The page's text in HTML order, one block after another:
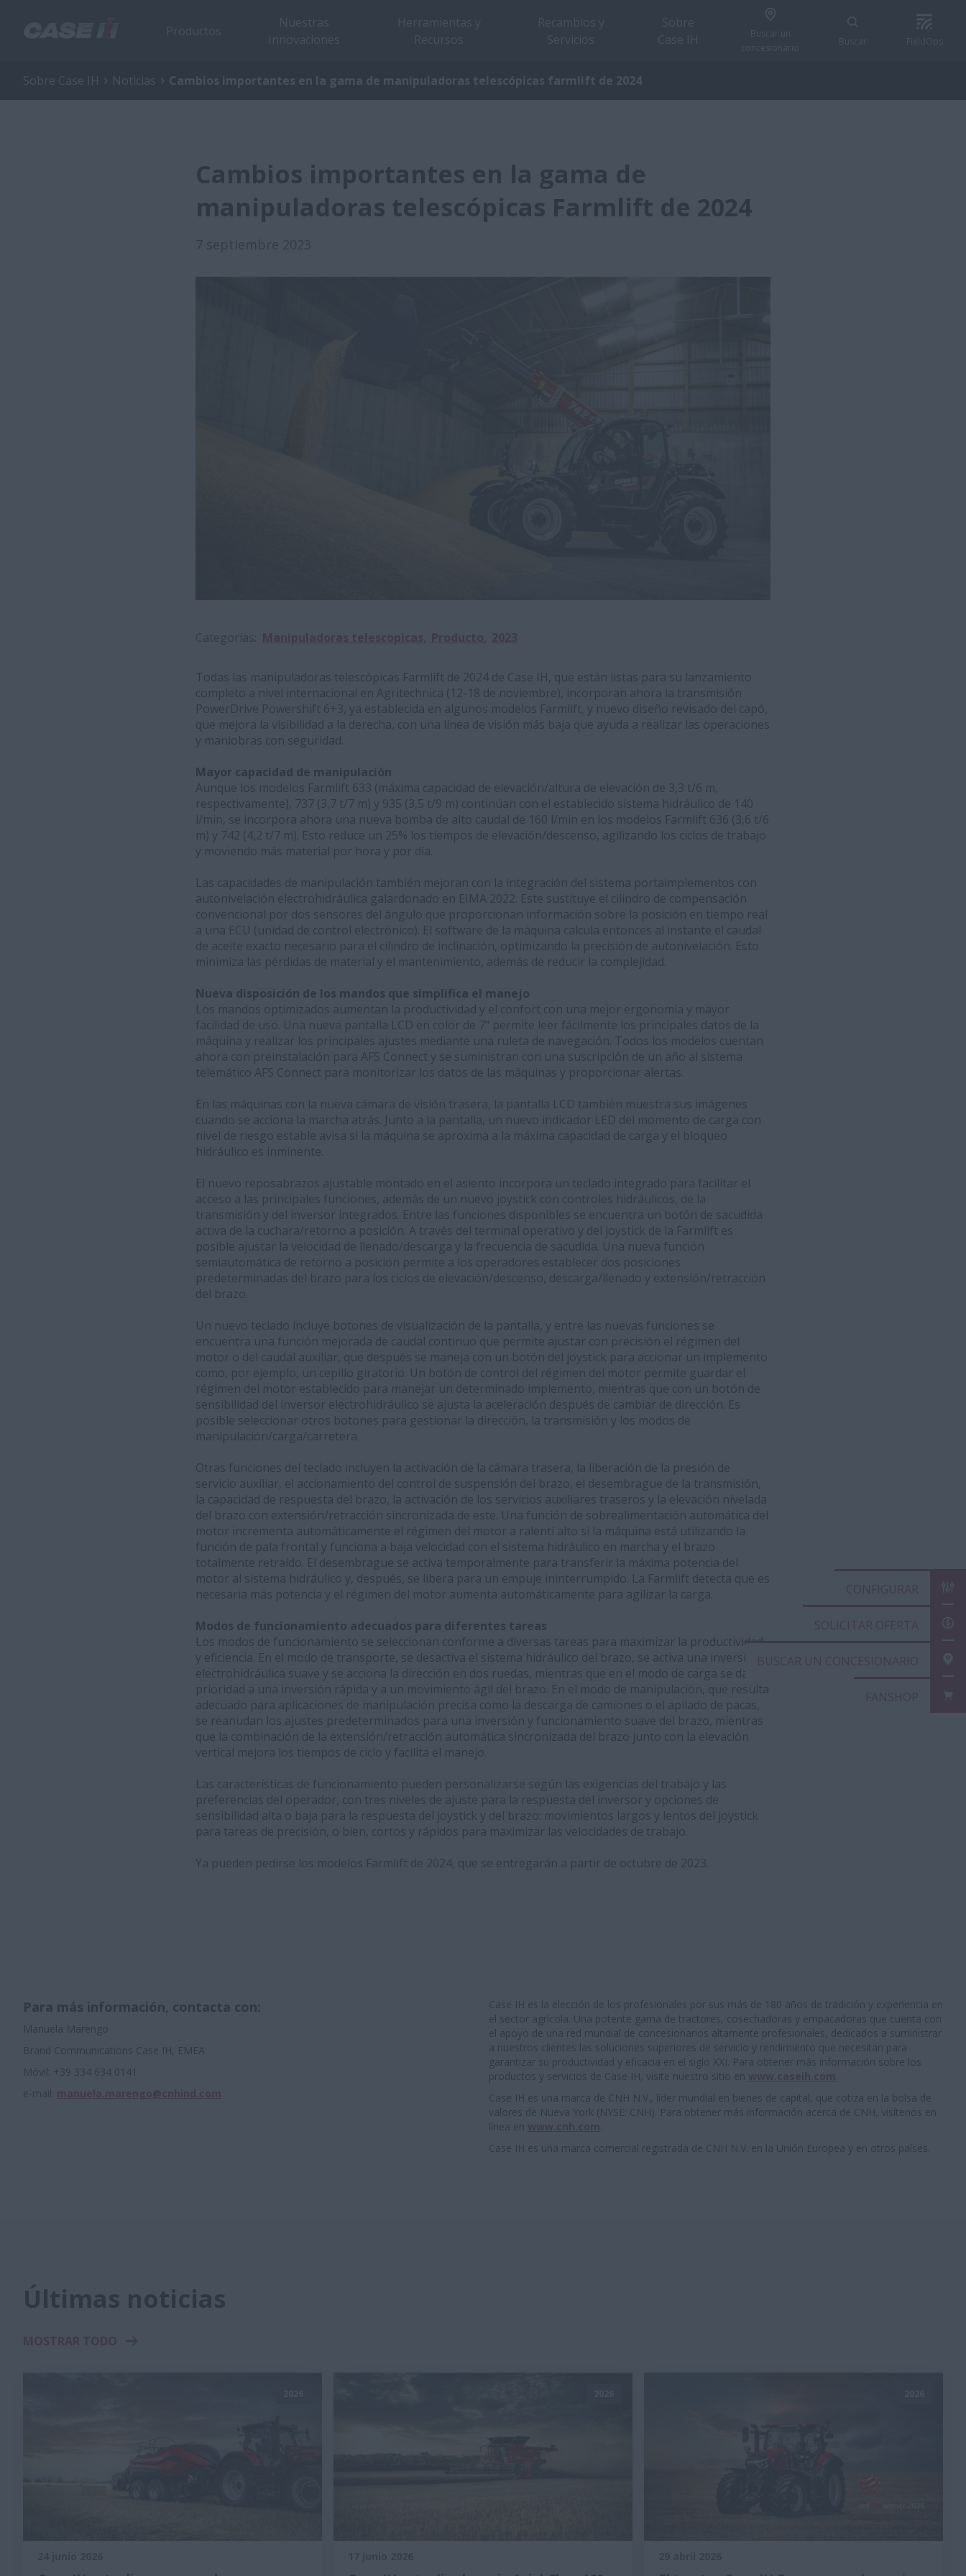
Sobre Case IH Noticias Cambios importantes en la gama de manipuladoras telescópicas farmlift de 2024
Cambios importantes en la gama de
manipuladoras telescópicas Farmlift de 2024
Todas las manipuladoras telescópicas Farmlift de 2024 de Case IH, que están listas para su lanzamiento
completo a nivel internacional en Agritechnica (12-18 de noviembre), incorporan ahora la transmisión
PowerDrive Powershift 6+3, ya establecida en algunos modelos Farmlift, y nuevo diseño revisado del capó,
que mejora la visibilidad a la derecha, con una línea de visión más baja que ayuda a realizar las operaciones
y maniobras con seguridad.
Mayor capacidad de manipulación
Aunque los modelos Farmlift 633 (máxima capacidad de elevación/altura de elevación de 3,3 t/6 m,
respectivamente), 737 (3,7 t/7 m) y 935 (3,5 t/9 m) continúan con el establecido sistema hidráulico de 140
l/min, se incorpora ahora una nueva bomba de alto caudal de 160 l/min en los modelos Farmlift 636 (3,6 t/6
m) y 742 (4,2 t/7 m). Esto reduce un 25% los tiempos de elevación/descenso, agilizando los ciclos de trabajo
y moviendo más material por hora y por día.
Las capacidades de manipulación también mejoran con la integración del sistema portaimplementos con
autonivelación electrohidráulica galardonado en EIMA 2022. Este sustituye el cilindro de compensación
convencional por dos sensores del ángulo que proporcionan información sobre la posición en tiempo real
a una ECU (unidad de control electrónico). El software de la máquina calcula entonces al instante el caudal
de aceite exacto necesario para el cilindro de inclinación, optimizando la precisión de autonivelación. Esto
minimiza las pérdidas de material y el mantenimiento, además de reducir la complejidad.
Nueva disposición de los mandos que simplifica el manejo
Los mandos optimizados aumentan la productividad y el confort con una mejor ergonomía y mayor
facilidad de uso. Una nueva pantalla LCD en color de 7" permite leer fácilmente los principales datos de la
máquina y realizar los principales ajustes mediante una ruleta de navegación. Todos los modelos cuentan
ahora con preinstalación para AFS Connect y se suministran con una suscripción de un año al sistema
telemático AFS Connect para monitorizar los datos de las máquinas y proporcionar alertas.
En las máquinas con la nueva cámara de visión trasera, la pantalla LCD también muestra sus imágenes
cuando se acciona la marcha atrás. Junto a la pantalla, un nuevo indicador LED del momento de carga con
nivel de riesgo estable avisa si la máquina se aproxima a la máxima capacidad de carga y el bloqueo
hidráulico es inminente.
El nuevo reposabrazos ajustable montado en el asiento incorpora un teclado integrado para facilitar el
acceso a las principales funciones, además de un nuevo joystick con controles hidráulicos, de la
transmisión y del inversor integrados. Entre las funciones disponibles se encuentra un botón de sacudida
activa de la cuchara/retorno a posición. A través del terminal operativo y del joystick de la Farmlift es
posible ajustar la velocidad de llenado/descarga y la frecuencia de sacudida. Una nueva función
semiautomática de retorno a posición permite a los operadores establecer dos posiciones
predeterminadas del brazo para los ciclos de elevación/descenso, descarga/llenado y extensión/retracción
del brazo.
Un nuevo teclado incluye botones de visualización de la pantalla, y entre las nuevas funciones se
encuentra una función mejorada de caudal continuo que permite ajustar con precisión el régimen del
motor o del caudal auxiliar, que después se maneja con un botón del joystick para accionar un implemento
como, por ejemplo, un cepillo giratorio. Un botón de control del régimen del motor permite guardar el
régimen del motor establecido para manejar un determinado implemento, mientras que con un botón de
sensibilidad del inversor electrohidráulico se ajusta la aceleración después de cambiar de dirección. Es
posible seleccionar otros botones para gestionar la dirección, la transmisión y los modos de
manipulación/carga/carretera.
Otras funciones del teclado incluyen la activación de la cámara trasera, la liberación de la presión de
servicio auxiliar, el accionamiento del control de suspensión del brazo, el desembrague de la transmisión,
la capacidad de respuesta del brazo, la activación de los servicios auxiliares traseros y la elevación nivelada
del brazo con extensión/retracción sincronizada de este. Una función de sobrealimentación automática del
motor incrementa automáticamente el régimen del motor a ralentí alto si la máquina está utilizando la
función de pala frontal y funciona a baja velocidad con el sistema hidráulico en marcha y el brazo
totalmente retraído. El desembrague se activa temporalmente para transferir la máxima potencia del
motor al sistema hidráulico y, después, se libera para un empuje ininterrumpido. La Farmlift detecta que es
necesaria más potencia y el régimen del motor aumenta automáticamente para agilizar la carga.
Modos de funcionamiento adecuados para diferentes tareas
Los modos de funcionamiento se seleccionan conforme a diversas tareas para maximizar la productividad
y eficiencia. En el modo de transporte, se desactiva el sistema hidráulico del brazo, se activa una inversión
electrohidráulica suave y se acciona la dirección en dos ruedas, mientras que en el modo de carga se da
prioridad a una inversión rápida y a un movimiento ágil del brazo. En el modo de manipulación, que resulta
adecuado para aplicaciones de manipulación precisa como la descarga de camiones o el apilado de pacas,
se reanudan los ajustes predeterminados para una inversión y funcionamiento suave del brazo, mientras
que la combinación de la extensión/retracción automática sincronizada del brazo junto con la elevación
vertical mejora los tiempos de ciclo y facilita el manejo.
Las características de funcionamiento pueden personalizarse según las exigencias del trabajo y las
preferencias del operador, con tres niveles de ajuste para la respuesta del inversor y opciones de
sensibilidad alta o baja para la respuesta del joystick y del brazo: movimientos largos y lentos del joystick
para tareas de precisión, o bien, cortos y rápidos para maximizar las velocidades de trabajo.
Ya pueden pedirse los modelos Farmlift de 2024, que se entregarán a partir de octubre de 2023.
Para más información, contacta con:
Manuela Marengo
Brand Communications Case IH, EMEA
Móvil: +39 334 634 0141
e-mail:
Case IH es la elección de los profesionales por sus más de 180 años de tradición y experiencia en
el sector agrícola. Una potente gama de tractores, cosechadoras y empacadoras que cuenta con
el apoyo de una red mundial de concesionarios altamente profesionales, dedicados a suministrar
a nuestros clientes las soluciones superiores de servicio y rendimiento que necesitan para
garantizar su productividad y eficacia en el siglo XXI. Para obtener más información sobre los
productos y servicios de Case IH, visite nuestro sitio en
Case IH es una marca de CNH N.V., líder mundial en bienes de capital, que cotiza en la bolsa de
valores de Nueva York (NYSE: CNH). Para obtener más información acerca de CNH, visítenos en
línea en
Case IH es una marca comercial registrada de CNH N.V. en la Unión Europea y en otros países.
Últimas noticias